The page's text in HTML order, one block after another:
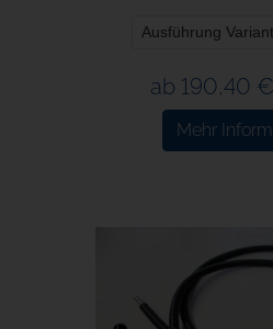
Ausführung
ab 190,40 €
Mehr